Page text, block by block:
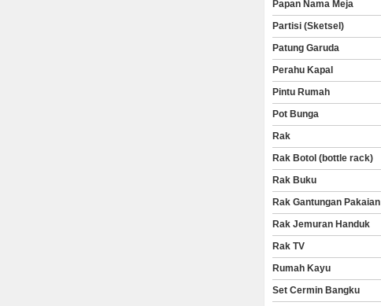
Papan Nama Meja
Partisi (Sketsel)
Patung Garuda
Perahu Kapal
Pintu Rumah
Pot Bunga
Rak
Rak Botol (bottle rack)
Rak Buku
Rak Gantungan Pakaian
Rak Jemuran Handuk
Rak TV
Rumah Kayu
Set Cermin Bangku